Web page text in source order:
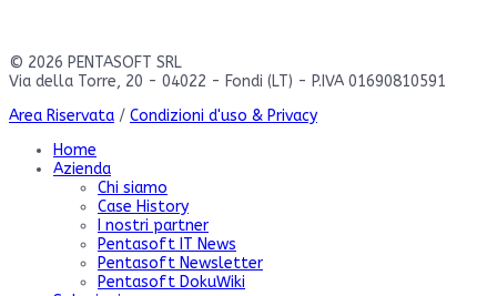
© 2026 PENTASOFT SRL
Via della Torre, 20 - 04022 - Fondi (LT) - P.IVA 01690810591
Area Riservata / Condizioni d'uso & Privacy
Home
Azienda
Chi siamo
Case History
I nostri partner
Pentasoft IT News
Pentasoft Newsletter
Pentasoft DokuWiki